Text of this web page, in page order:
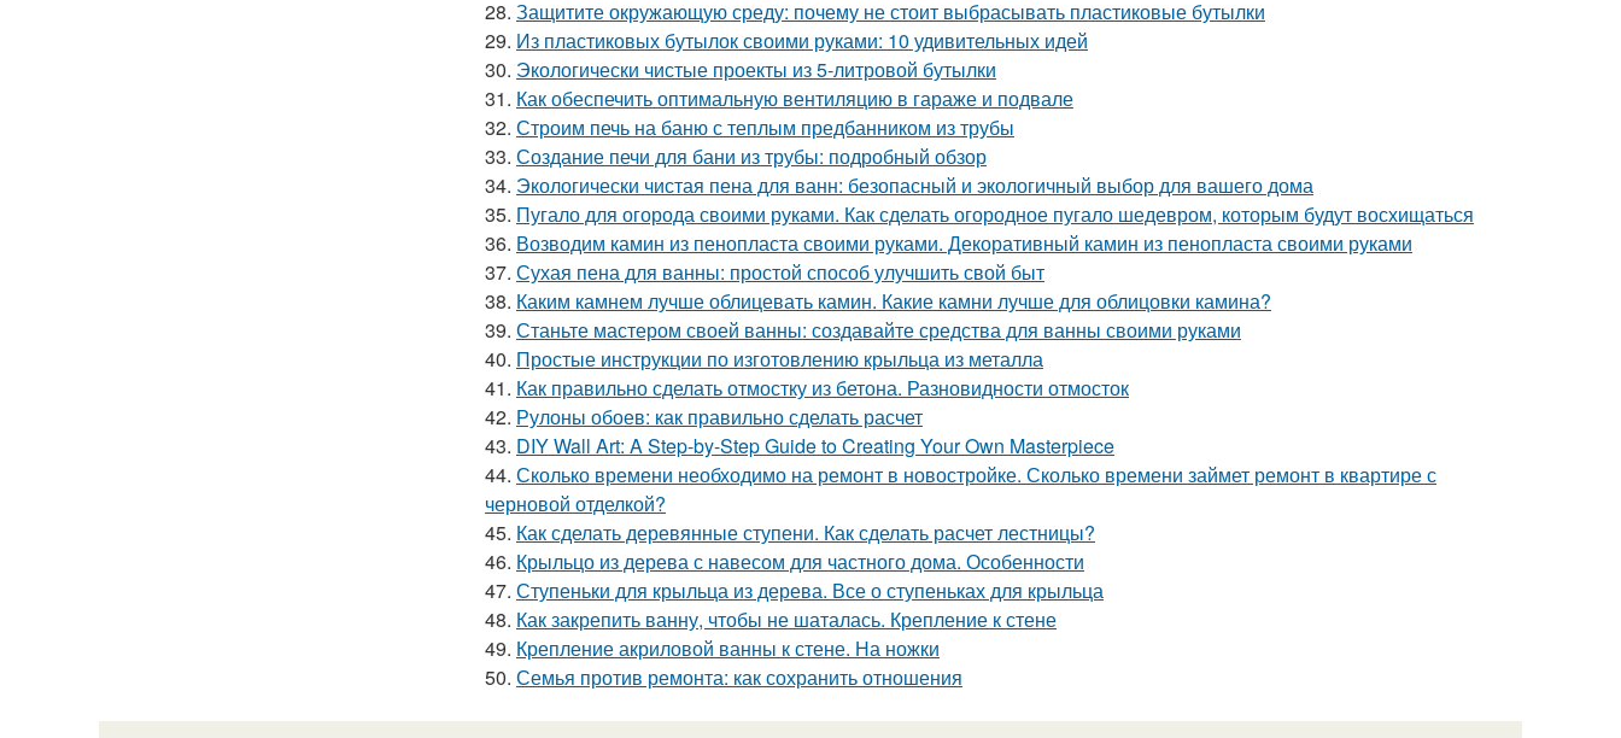
28. Защитите окружающую среду: почему не стоит выбрасывать пластиковые бутылки
29. Из пластиковых бутылок своими руками: 10 удивительных идей
30. Экологически чистые проекты из 5-литровой бутылки
31. Как обеспечить оптимальную вентиляцию в гараже и подвале
32. Строим печь на баню с теплым предбанником из трубы
33. Создание печи для бани из трубы: подробный обзор
34. Экологически чистая пена для ванн: безопасный и экологичный выбор для вашего дома
35. Пугало для огорода своими руками. Как сделать огородное пугало шедевром, которым будут восхищаться
36. Возводим камин из пенопласта своими руками. Декоративный камин из пенопласта своими руками
37. Сухая пена для ванны: простой способ улучшить свой быт
38. Каким камнем лучше облицевать камин. Какие камни лучше для облицовки камина?
39. Станьте мастером своей ванны: создавайте средства для ванны своими руками
40. Простые инструкции по изготовлению крыльца из металла
41. Как правильно сделать отмостку из бетона. Разновидности отмосток
42. Рулоны обоев: как правильно сделать расчет
43. DIY Wall Art: A Step-by-Step Guide to Creating Your Own Masterpiece
44. Сколько времени необходимо на ремонт в новостройке. Сколько времени займет ремонт в квартире с
черновой отделкой?
45. Как сделать деревянные ступени. Как сделать расчет лестницы?
46. Крыльцо из дерева с навесом для частного дома. Особенности
47. Ступеньки для крыльца из дерева. Все о ступеньках для крыльца
48. Как закрепить ванну, чтобы не шаталась. Крепление к стене
49. Крепление акриловой ванны к стене. На ножки
50. Семья против ремонта: как сохранить отношения